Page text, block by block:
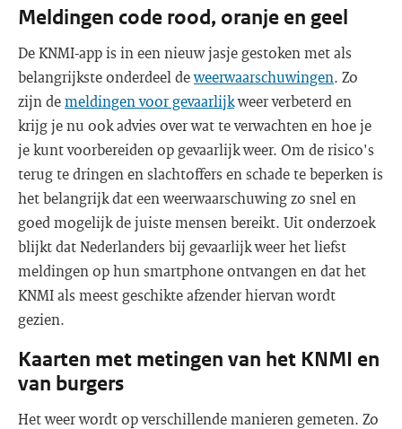
Meldingen code rood, oranje en geel
De KNMI-app is in een nieuw jasje gestoken met als
belangrijkste onderdeel deweerwaarschuwingen. Zo
zijn demeldingen voor gevaarlijkweer verbeterd en
krijg je nu ook advies over wat te verwachten en hoe je
je kunt voorbereiden op gevaarlijk weer. Om de risico's
terug te dringen en slachtoffers en schade te beperken is
het belangrijk dat een weerwaarschuwing zo snel en
goed mogelijk de juiste mensen bereikt. Uit onderzoek
blijkt dat Nederlanders bij gevaarlijk weer het liefst
meldingen op hun smartphone ontvangen en dat het
KNMI als meest geschikte afzender hiervan wordt
gezien.
Kaarten met metingen van het KNMI en
van burgers
Het weer wordt op verschillende manieren gemeten. Zo